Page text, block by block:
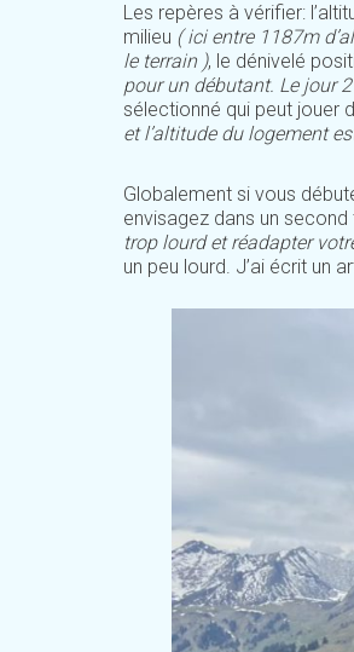
Les repères à vérifier:
milieu ( ici entre 1187m
le terrain ), le dénivelé
pour un débutant. Le jour
sélectionné qui peut jouer
et l’altitude du logement
Globalement si vous
envisagez dans un
trop lourd et réadapter
un peu lourd. J’ai écrit un